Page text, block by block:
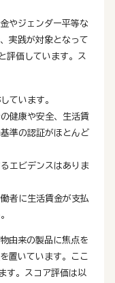
やジェンダー平等な
実践が対象となって
評価しています。ス
ています。
健康や安全、生活賃
準の認証がほとんど
エビデンスはありま
者に生活賃金が支払
由来の製品に焦点を
置いています。ここ
す。スコア評価は以